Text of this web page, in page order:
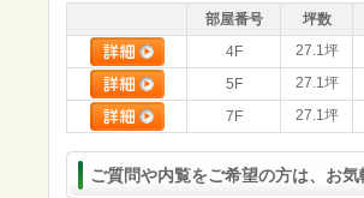
部屋番号 坪数
4F
27.1坪
5F
27.1坪
7F
27.1坪
ご質問や内覧をご希望の方は、お